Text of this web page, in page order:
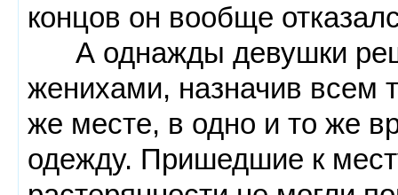
концов он вообще
А однажды девушки
женихами, назначив всем
же месте, в одно и то же
одежду. Пришедшие к